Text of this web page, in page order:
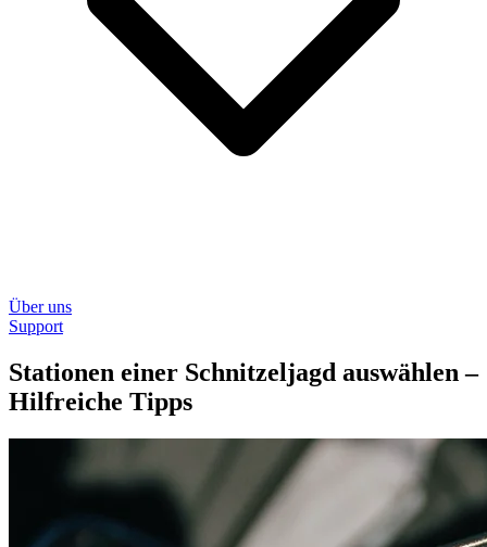
Über uns
Support
Stationen einer Schnitzeljagd auswählen –
Hilfreiche Tipps